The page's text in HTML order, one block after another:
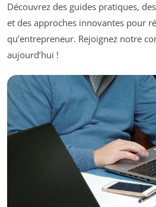
Découvrez des guides pratiques,
et des approches innovantes pour
qu’entrepreneur. Rejoignez notre
aujourd’hui !